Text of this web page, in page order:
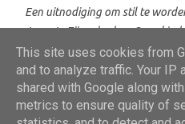
Een uitnodiging om stil te
Jezus In Zijn schaduw Onze
Ze hebben geen vol geplande
vrede Die alleen bij Jezus te
prikkels nodig Ze hebben
de stem van de Goede Herder
Mogelijk
This site uses cookies from
and to analyze traffic. Your IP
shared with Google along
metrics to ensure quality of